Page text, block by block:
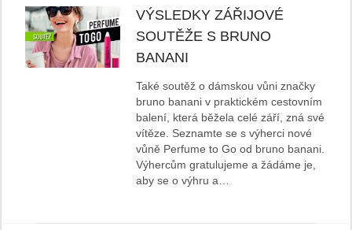
VÝSLEDKY ZÁŘIJOVÉ
SOUTĚŽE S BRUNO
BANANI
Také soutěž o dámskou vůni značky
bruno banani v praktickém cestovním
balení, která běžela celé září, zná své
vítěze. Seznamte se s výherci nové
vůně Perfume to Go od bruno banani.
Výhercům gratulujeme a žádáme je,
aby se o výhru a…